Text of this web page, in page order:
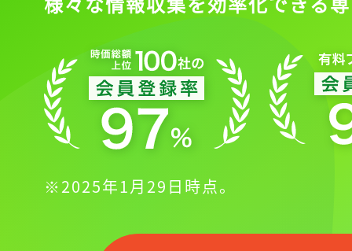
※2025年1月29日時点。